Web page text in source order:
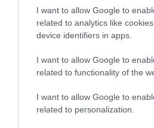
I want to allow Google to
related to analytics like
device identifiers in apps.
I want to allow Google to
related to functionality of the
I want to allow Google to
related to personalization.
ΔΕΥΤΕΡΑ – ΡΕΜΟΣ ΑΝΤΩΝΗΣ